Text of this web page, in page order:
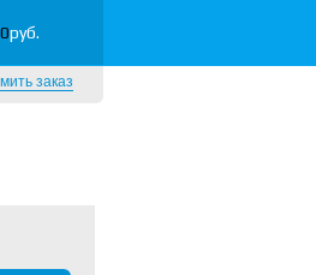
0руб.
заказ